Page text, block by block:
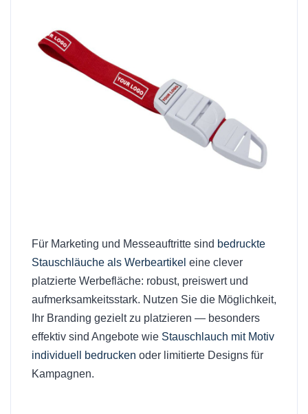
Für Marketing und Messeauftritte sind bedruckte
Stauschläuche als Werbeartikel eine clever
platzierte Werbefläche: robust, preiswert und
aufmerksamkeitsstark. Nutzen Sie die Möglichkeit,
Ihr Branding gezielt zu platzieren — besonders
effektiv sind Angebote wie Stauschlauch mit Motiv
individuell bedrucken oder limitierte Designs für
Kampagnen.